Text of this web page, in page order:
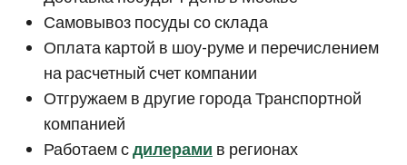
Самовывоз посуды со склада
Оплата картой в шоу-руме и перечислением
на расчетный счет компании
Отгружаем в другие города Транспортной
компанией
Работаем сдилерамив регионах